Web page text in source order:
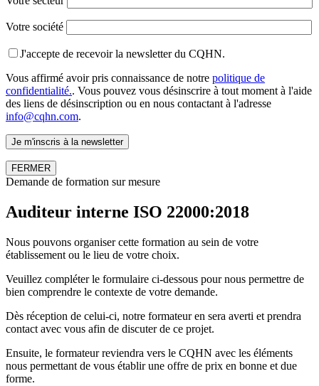
Votre société
J'accepte de recevoir la newsletter du CQHN.
Vous affirmé avoir pris connaissance de notre politique de
confidentialité.. Vous pouvez vous désinscrire à tout moment à l'aide
des liens de désinscription ou en nous contactant à l'adresse
info@cqhn.com.
FERMER
Demande de formation sur mesure
Auditeur interne ISO 22000:2018
Nous pouvons organiser cette formation au sein de votre
établissement ou le lieu de votre choix.
Veuillez compléter le formulaire ci-dessous pour nous permettre de
bien comprendre le contexte de votre demande.
Dès réception de celui-ci, notre formateur en sera averti et prendra
contact avec vous afin de discuter de ce projet.
Ensuite, le formateur reviendra vers le CQHN avec les éléments
nous permettant de vous établir une offre de prix en bonne et due
forme.